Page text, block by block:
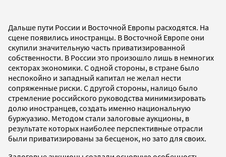
Дальше пути России и Восточной Европы расходятся. На
сцене появились иностранцы. В Восточной Европе они
скупили значительную часть приватизированной
собственности. В России это произошло лишь в немногих
секторах экономики. С одной стороны, в стране было
неспокойно и западный капитал не желал нести
сопряженные риски. С другой стороны, налицо было
стремление российского руководства минимизировать
долю иностранцев, создать именно национальную
буржуазию. Методом стали залоговые аукционы, в
результате которых наиболее перспективные отрасли
были приватизированы за бесценок, но зато для своих.